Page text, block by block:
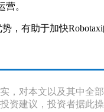
。
，有助于加快Robotaxi
对本文以及其中全
资建议，投资者据此操